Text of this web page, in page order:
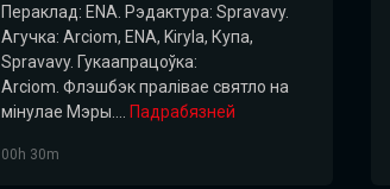
Пераклад: ENA. Рэдактура: Spravavy.
Агучка: Arciom, ENA, Kiryla, Купа,
Spravavy. Гукаапрацоўка:
Arciom. Флэшбэк пралівае святло на
мінулае Мэры....
Падрабязней
00h 30m